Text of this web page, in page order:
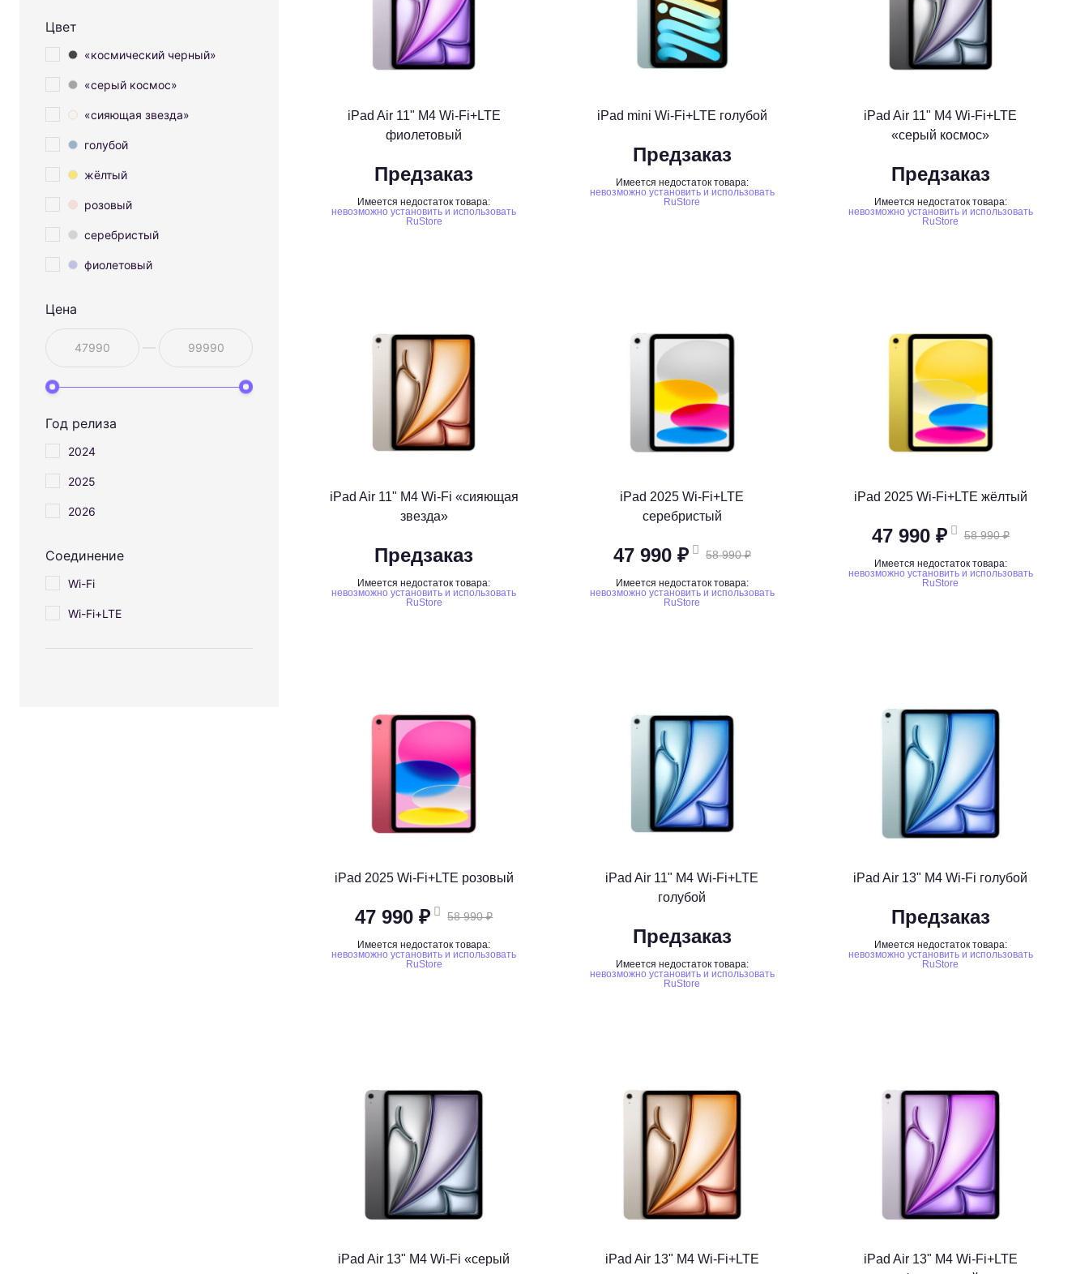
Цвет
«космический черный»
«серый космос»
«сияющая звезда»
голубой
жёлтый
розовый
серебристый
фиолетовый
Цена
Год релиза
2024
2025
2026
Соединение
Wi-Fi
Wi-Fi+LTE
iPad Air 11" M4 Wi-Fi+LTE
фиолетовый
Предзаказ
Имеется недостаток товара:
невозможно установить и использовать
RuStore
iPad mini Wi-Fi+LTE голубой
Предзаказ
Имеется недостаток товара:
невозможно установить и использовать
RuStore
iPad Air 11" M4 Wi-Fi+LTE
«серый космос»
Предзаказ
Имеется недостаток товара:
невозможно установить и использовать
RuStore
iPad Air 11" M4 Wi-Fi «сияющая
звезда»
Предзаказ
Имеется недостаток товара:
невозможно установить и использовать
RuStore
iPad 2025 Wi-Fi+LTE
серебристый
47 990 ₽ 58 990 ₽
Имеется недостаток товара:
невозможно установить и использовать
RuStore
iPad 2025 Wi-Fi+LTE жёлтый
47 990 ₽ 58 990 ₽
Имеется недостаток товара:
невозможно установить и использовать
RuStore
iPad 2025 Wi-Fi+LTE розовый
47 990 ₽ 58 990 ₽
Имеется недостаток товара:
невозможно установить и использовать
RuStore
iPad Air 11" M4 Wi-Fi+LTE
голубой
Предзаказ
Имеется недостаток товара:
невозможно установить и использовать
RuStore
iPad Air 13" M4 Wi-Fi голубой
Предзаказ
Имеется недостаток товара:
невозможно установить и использовать
RuStore
iPad Air 13" M4 Wi-Fi «серый
iPad Air 13" M4 Wi-Fi+LTE
iPad Air 13" M4 Wi-Fi+LTE